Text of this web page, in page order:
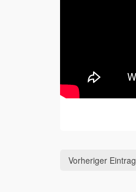
Vorheriger Eintrag